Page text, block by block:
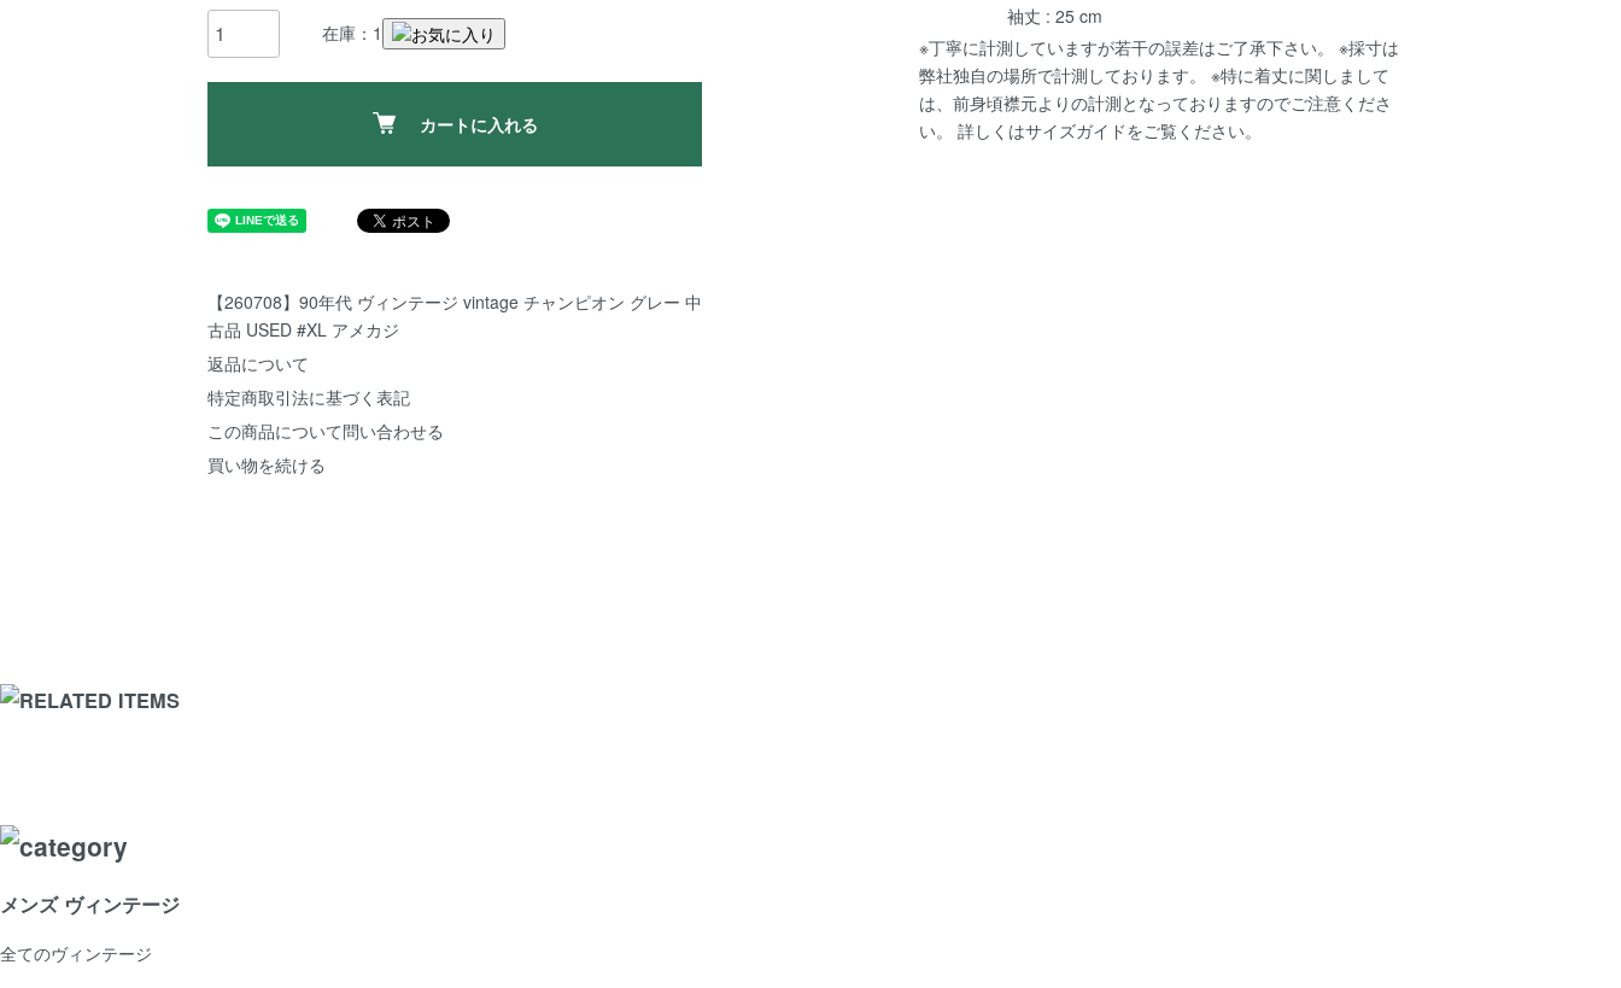
在庫：1
カートに入れる
【260708】90年代 ヴィンテージ vintage チャンピオン グレー 中
古品 USED #XL アメカジ
返品について
特定商取引法に基づく表記
この商品について問い合わせる
買い物を続ける
袖丈 : 25 cm
※丁寧に計測していますが若干の誤差はご了承下さい。 ※採寸は
弊社独自の場所で計測しております。 ※特に着丈に関しまして
は、前身頃襟元よりの計測となっておりますのでご注意くださ
い。 詳しくはサイズガイドをご覧ください。
メンズ ヴィンテージ
全てのヴィンテージ